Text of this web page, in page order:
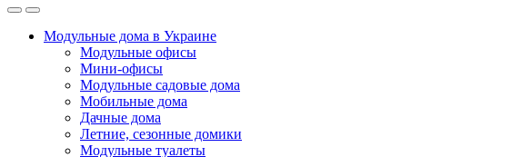
Модульные дома в Украине
Модульные офисы
Мини-офисы
Модульные садовые дома
Мобильные дома
Дачные дома
Летние, сезонные домики
Модульные туалеты